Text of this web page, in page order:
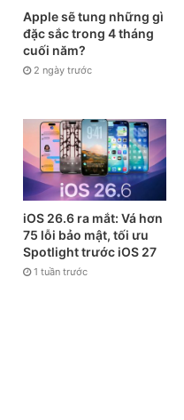
Apple sẽ tung những gì
đặc sắc trong 4 tháng
cuối năm?
2 ngày trước
iOS 26.6 ra mắt: Vá hơn
75 lỗi bảo mật, tối ưu
Spotlight trước iOS 27
1 tuần trước